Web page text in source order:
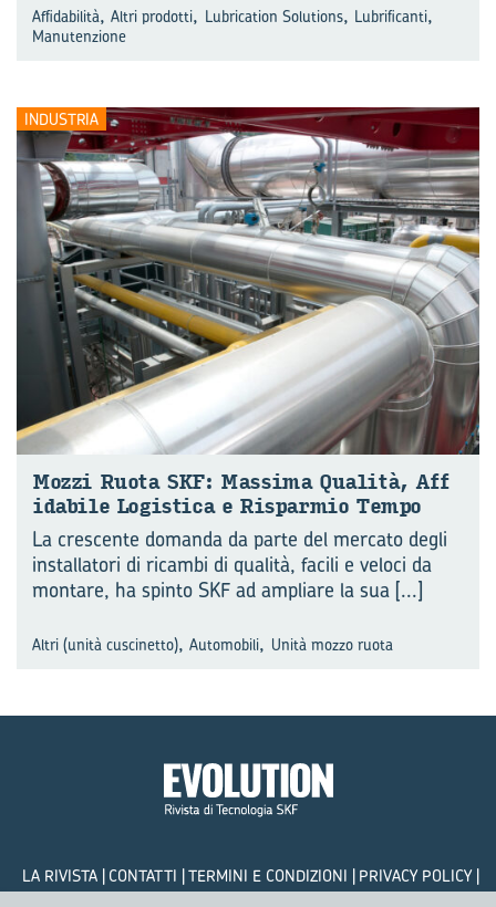
Affidabilità, Altri prodotti, Lubrication Solutions, Lubrificanti,
Manutenzione
INDUSTRIA
Mozzi Ruota SKF: Mas­si­ma Qualità, Af­f
i­da­bi­le Lo­gi­sti­ca e Ri­spar­mio Tempo
La crescente domanda da parte del mercato degli
installatori di ricambi di qualità, facili e veloci da
montare, ha spinto SKF ad ampliare la sua [...]
Altri (unità cuscinetto), Automobili, Unità mozzo ruota
LA RIVISTA CONTATTI TERMINI E CONDIZIONI
PRIVACY POLICY